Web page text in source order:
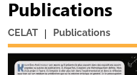
Publications
CELAT | Publications